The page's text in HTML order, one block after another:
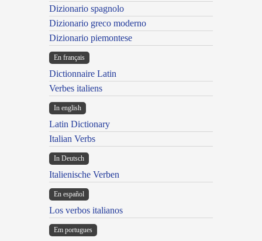
Dizionario spagnolo
Dizionario greco moderno
Dizionario piemontese
En français
Dictionnaire Latin
Verbes italiens
In english
Latin Dictionary
Italian Verbs
In Deutsch
Italienische Verben
En español
Los verbos italianos
Em portugues